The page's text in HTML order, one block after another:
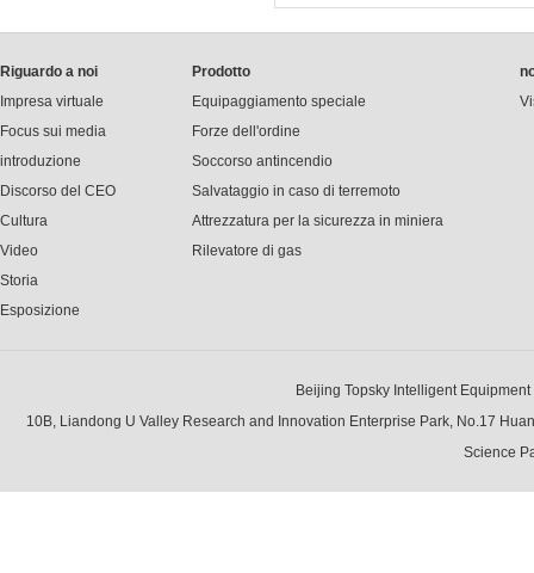
Riguardo a noi
Impresa virtuale
Focus sui media
introduzione
Discorso del CEO
Cultura
Video
Storia
Esposizione
Prodotto
Equipaggiamento speciale
Forze dell'ordine
Soccorso antincendio
Salvataggio in caso di terremoto
Attrezzatura per la sicurezza in miniera
Rilevatore di gas
Beijing Topsky Intelligent
10B, Liandong U Valley Research and Innovation Enterprise Park, No.17
Science